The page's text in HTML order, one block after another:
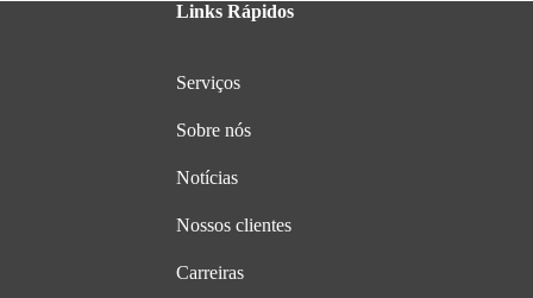
Links Rápidos
Serviços
Sobre nós
Notícias
Nossos clientes
Carreiras